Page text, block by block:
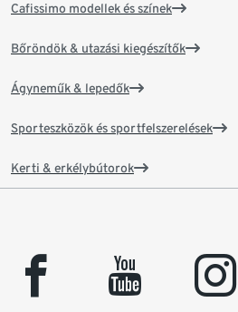
Cafissimo modellek és színek
Bőröndök & utazási kiegészítők
Ágyneműk & lepedők
Sporteszközök és sportfelszerelések
Kerti & erkélybútorok
facebook youtube instagram